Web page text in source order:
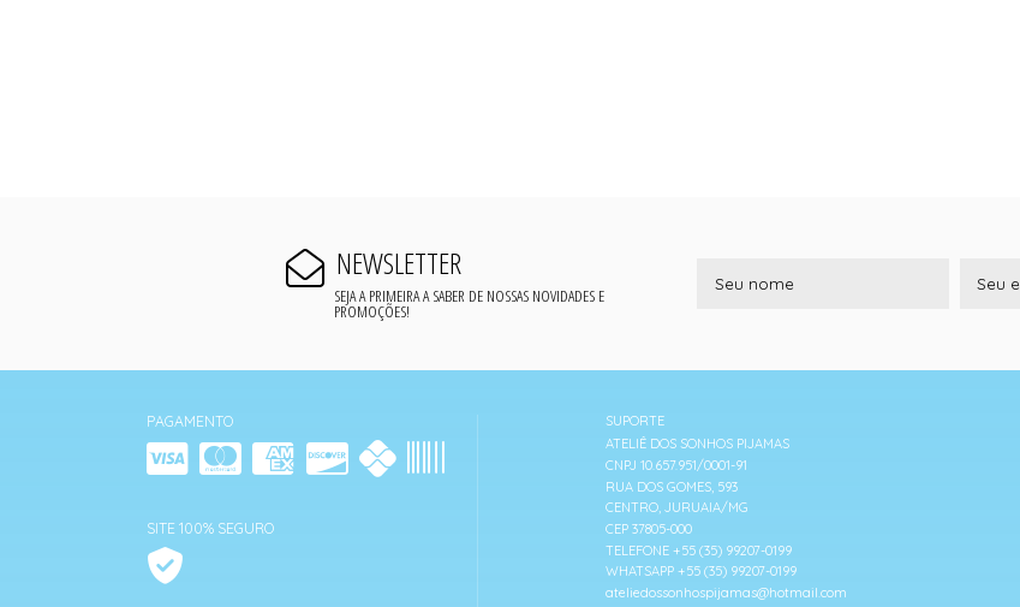
NEWSLETTER
SEJA A PRIMEIRA A SABER DE NOSSAS NOVIDADES E
PROMOÇÕES!
PAGAMENTO
SITE 100% SEGURO
SUPORTE
ATELIÊ DOS SONHOS PIJAMAS
CNPJ 10.657.951/0001-91
RUA DOS GOMES, 593
CENTRO, JURUAIA/MG
CEP 37805-000
TELEFONE +55 (35) 99207-0199
WHATSAPP +55 (35) 99207-0199
ateliedossonhospijamas@hotmail.com